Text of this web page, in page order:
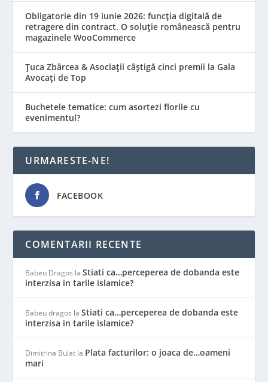
Obligatorie din 19 iunie 2026: funcția digitală de
retragere din contract. O soluție românească pentru
magazinele WooCommerce
Țuca Zbârcea & Asociații câștigă cinci premii la Gala
Avocați de Top
Buchetele tematice: cum asortezi florile cu
evenimentul?
URMARESTE-NE!
FACEBOOK
COMENTARII RECENTE
Babeu Dragos laStiati ca…perceperea de dobanda este
interzisa in tarile islamice?
Babeu dragos laStiati ca…perceperea de dobanda este
interzisa in tarile islamice?
Dimitrina Bulat la Plata facturilor: o joaca de…oameni
mari